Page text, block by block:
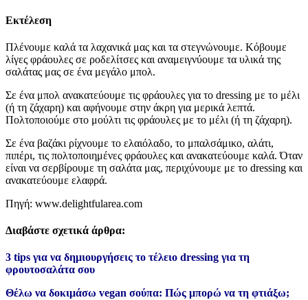
Εκτέλεση
Πλένουμε καλά τα λαχανικά μας και τα στεγνώνουμε. Κόβουμε
λίγες φράουλες σε ροδελίτσες και αναμειγνύουμε τα υλικά της
σαλάτας μας σε ένα μεγάλο μπολ.
Σε ένα μπολ ανακατεύουμε τις φράουλες για το dressing με το μέλι
(ή τη ζάχαρη) και αφήνουμε στην άκρη για μερικά λεπτά.
Πολτοποιούμε στο μούλτι τις φράουλες με το μέλι (ή τη ζάχαρη).
Σε ένα βαζάκι ρίχνουμε το ελαιόλαδο, το μπαλσάμικο, αλάτι,
πιπέρι, τις πολτοποιημένες φράουλες και ανακατεύουμε καλά. Όταν
είναι να σερβίρουμε τη σαλάτα μας, περιχύνουμε με το dressing και
ανακατεύουμε ελαφρά.
Πηγή: www.delightfularea.com
Διαβάστε σχετικά άρθρα:
3 tips για να δημιουργήσεις το τέλειο dressing για τη
φρουτοσαλάτα σου
Θέλω να δοκιμάσω vegan σούπα: Πώς μπορώ να τη φτιάξω;